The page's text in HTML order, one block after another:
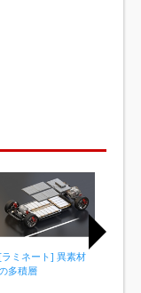
[ラミネート] 異素材
多積層